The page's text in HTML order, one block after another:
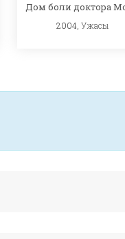
Дом боли доктора
2004, Ужасы